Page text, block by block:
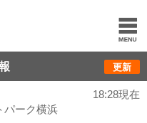
更新
パーク横浜
18:28現在